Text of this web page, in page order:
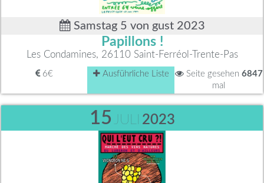
Samstag 5 von gust 2023
Papillons !
Les Condamines, 26110 Saint-Ferréol-Trente-Pas
6€ Ausführliche Liste Seite gesehen 6847
mal
15 JULI 2023